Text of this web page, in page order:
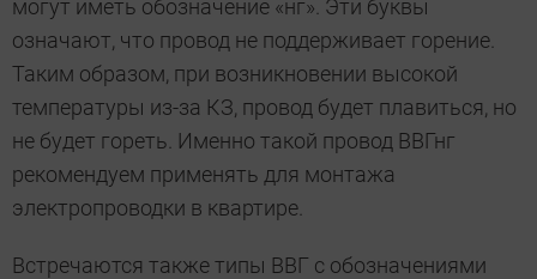
могут иметь обозначение «нг». Эти буквы
означают, что провод не поддерживает горение.
Таким образом, при возникновении высокой
температуры из-за КЗ, провод будет плавиться, но
не будет гореть. Именно такой провод ВВГнг
рекомендуем применять для монтажа
электропроводки в квартире.
Встречаются также типы ВВГ с обозначениями